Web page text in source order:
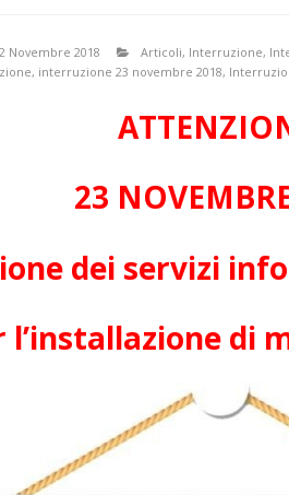
Novembre 2018 Articoli, Interruzione,
, interruzione 23 novembre 2018,
23
dei servizi
l’installazione di